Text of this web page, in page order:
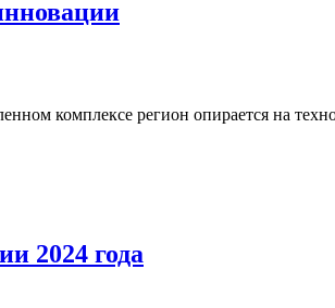
комплексе регион опирается на
2024 года